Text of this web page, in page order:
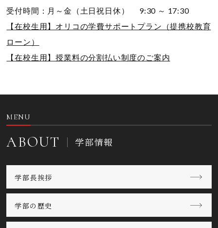
受付時間：月～金（土日祝日休） 9:30 ～ 17:30
【在校生用】オリコの学費サポートプラン（提携校教育
ローン）
【在校生用】授業料の分割払い制度のご案内
MENU
ABOUT 学部情報
学部長挨拶
学部の歴史